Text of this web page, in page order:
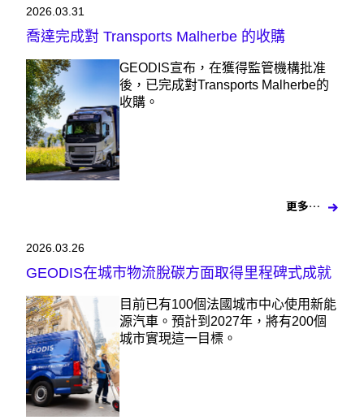
2026.03.31
喬達完成對 Transports Malherbe 的收購
GEODIS宣布，在獲得監管機構批准
後，已完成對Transports Malherbe的
收購。
更多…
2026.03.26
GEODIS在城市物流脫碳方面取得里程碑式成就
目前已有100個法國城市中心使用新能
源汽車。預計到2027年，將有200個
城市實現這一目標。